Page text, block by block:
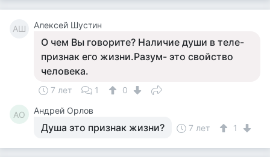
АШ Алексей Шустин
О чем Вы говорите? Наличие души в теле-
признак его жизни.Разум- это свойство
человека.
7 лет 1 0
АО Андрей Орлов
Душа это признак жизни? 7 лет 1